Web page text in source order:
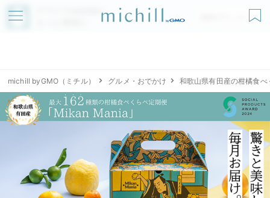
アプリでmichillが
無料ダウンロード
michill byGMO（ミチル） グルメ・おでかけ 和歌山県有田産の柑橘食